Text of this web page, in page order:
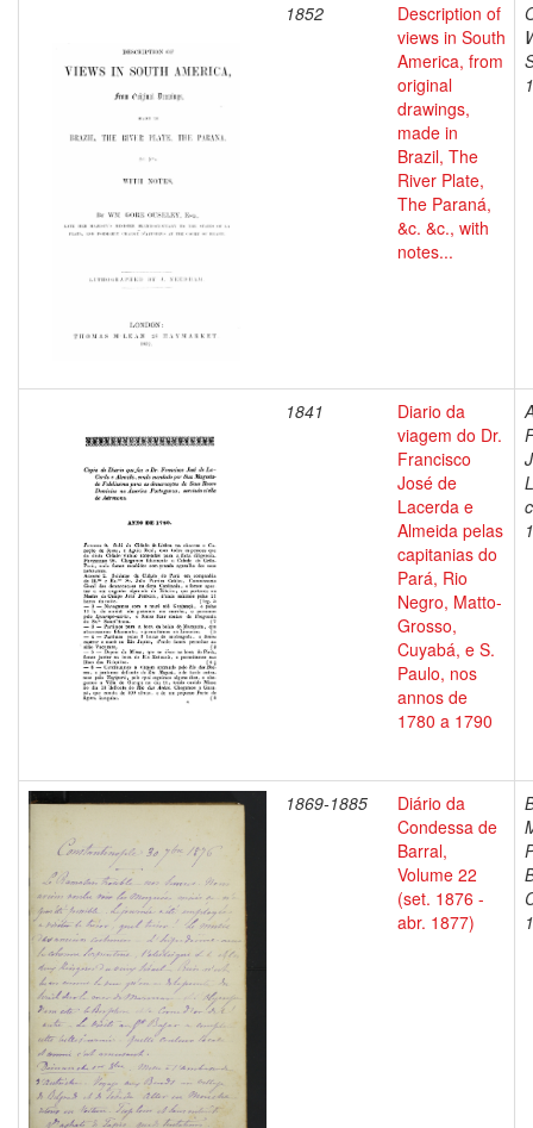
1852
Description of
views in South
America, from
original
drawings,
made in
Brazil, The
River Plate,
The Paraná,
&c. &c., with
notes...
1841
Diario da
viagem do Dr.
Francisco
José de
Lacerda e
Almeida pelas
capitanias do
Pará, Rio
Negro, Matto-
Grosso,
Cuyabá, e S.
Paulo, nos
annos de
1780 a 1790
1869-1885
Diário da
Condessa de
Barral,
Volume 22
(set. 1876 -
abr. 1877)